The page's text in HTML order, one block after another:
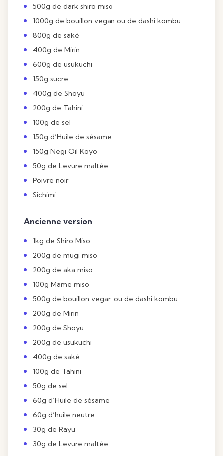
500g de dark shiro miso
1000g de bouillon vegan ou de dashi kombu
800g de saké
400g de Mirin
600g de usukuchi
150g sucre
400g de Shoyu
200g de Tahini
100g de sel
150g d’Huile de sésame
150g Negi Oil Koyo
50g de Levure maltée
Poivre noir
Sichimi
Ancienne version
1kg de Shiro Miso
200g de mugi miso
200g de aka miso
100g Mame miso
500g de bouillon vegan ou de dashi kombu
200g de Mirin
200g de Shoyu
200g de usukuchi
400g de saké
100g de Tahini
50g de sel
60g d’Huile de sésame
60g d’huile neutre
30g de Rayu
30g de Levure maltée